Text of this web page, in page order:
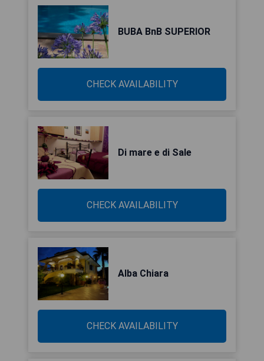
BUBA BnB SUPERIOR
CHECK AVAILABILITY
Di mare e di Sale
CHECK AVAILABILITY
Alba Chiara
CHECK AVAILABILITY